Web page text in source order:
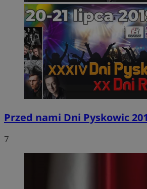
Przed nami Dni Pyskowic
7